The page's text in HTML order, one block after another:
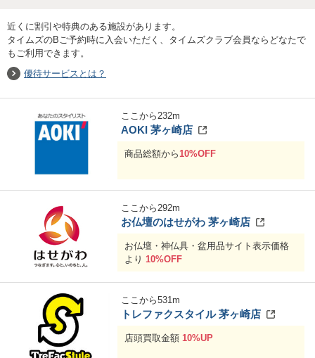
近くに割引や特典のある施設があります。
タイムズのBご予約時に入会いただく、タイムズクラブ会員ならどなたで
もご利用できます。
優待サービスとは？
ここから232m
AOKI 茅ヶ崎店
商品総額から10%OFF
ここから292m
お仏壇のはせがわ 茅ヶ崎店
お仏壇・神仏具・盆用品サイト表示価格
より 10%OFF
ここから531m
トレファクスタイル 茅ヶ崎店
店頭買取金額 10%UP